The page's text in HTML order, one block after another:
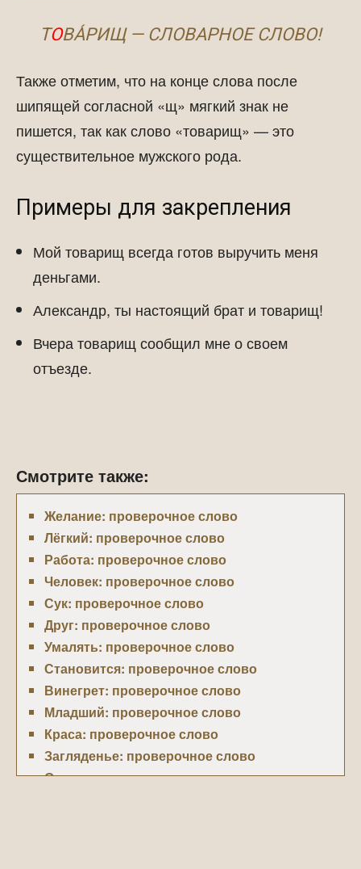
ТОВА́РИЩ — СЛОВАРНОЕ СЛОВО!
Также отметим, что на конце слова после
шипящей согласной «щ» мягкий знак не
пишется, так как слово «товарищ» — это
существительное мужского рода.
Примеры для закрепления
Мой товарищ всегда готов выручить меня
деньгами.
Александр, ты настоящий брат и товарищ!
Вчера товарищ сообщил мне о своем
отъезде.
Смотрите также:
Желание: проверочное слово
Лёгкий: проверочное слово
Работа: проверочное слово
Человек: проверочное слово
Сук: проверочное слово
Друг: проверочное слово
Умалять: проверочное слово
Становится: проверочное слово
Винегрет: проверочное слово
Младший: проверочное слово
Краса: проверочное слово
Загляденье: проверочное слово
Огород: проверочное слово